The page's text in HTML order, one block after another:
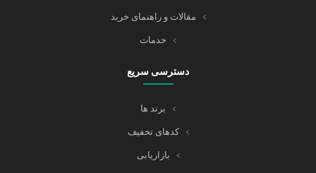
مقالات و راهنمای خرید
خدمات
دسترسی سریع
برند ها
کدهای تخفیف
بازاریابی